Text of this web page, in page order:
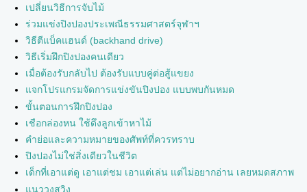
เปลี่ยนวิธีการจับไม้
ร่วมแข่งปิงปองประเพณีธรรมศาสตร์จุฬาฯ
วิธีตีแบ็คแฮนด์ (backhand drive)
วิธีเริ่มฝึกปิงปองคนเดียว
เมื่อต้องรับกลับไป ต้องรับแบบคู่ต่อสู้แขยง
แจกโปรแกรมจัดการแข่งขันปิงปอง แบบพบกันหมด
ขั้นตอนการฝึกปิงปอง
เชือกล่องหน ใช้ดึงลูกเข้าหาไม้
คำย่อและความหมายของศัพท์ที่ควรทราบ
ปิงปองไม่ใช่สิ่งเดียวในชีวิต
เด็กที่เอาแต่ดู เอาแต่ชม เอาแต่เล่น แต่ไม่อยากอ่าน เลยหมดสภาพ
แนววงสวิง